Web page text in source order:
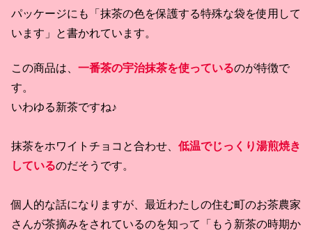
パッケージにも「抹茶の色を保護する特殊な袋を使用して
います」と書かれています。
この商品は、 一番茶の宇治抹茶を使っているのが特徴で
す。
いわゆる新茶ですね♪
抹茶をホワイトチョコと合わせ、 低温でじっくり湯煎焼き
しているのだそうです。
個人的な話になりますが、最近わたしの住む町のお茶農家
さんが茶摘みをされているのを知って「もう新茶の時期か